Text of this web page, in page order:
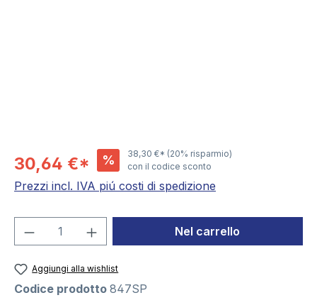
30,64 €* % 38,30 €* (20% risparmio)
con il codice sconto
Prezzi incl. IVA piú costi di spedizione
Quantità del prodotto: inserisci la
Nel carrello
Aggiungi alla wishlist
Codice prodotto 847SP